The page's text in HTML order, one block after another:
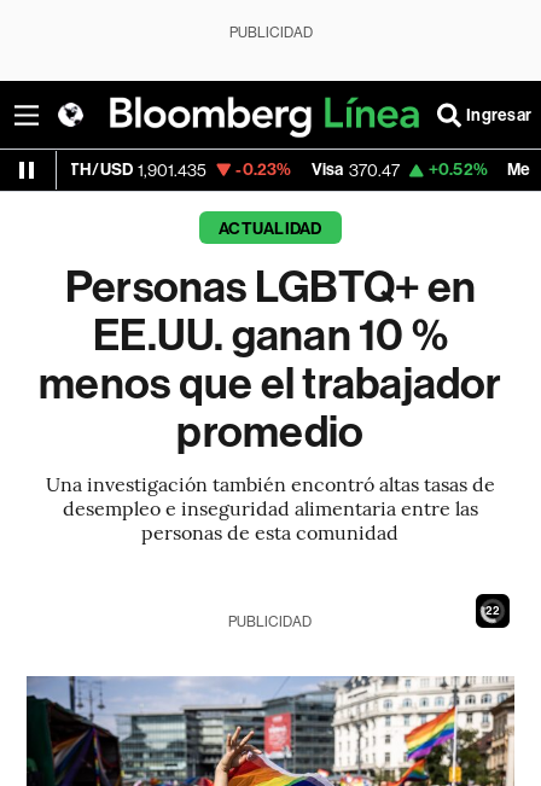
PUBLICIDAD
Ingresar
1,901.435 -0.23% Visa 370.47 +0.52% MercadoLibre
ACTUALIDAD
Personas LGBTQ+ en
EE.UU. ganan 10 %
menos que el trabajador
promedio
Una investigación también encontró altas tasas de
desempleo e inseguridad alimentaria entre las
personas de esta comunidad
20
PUBLICIDAD